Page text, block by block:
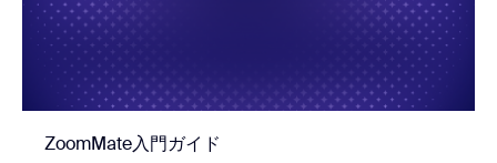
ZoomMate入門ガイド